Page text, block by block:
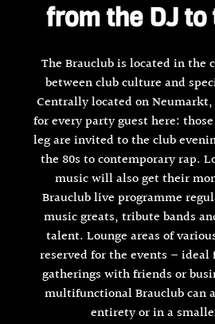
from the DJ to
The Brauclub is located in the
between club culture and
Centrally located on
for every party guest here:
leg are invited to the club
the 80s to contemporary rap.
music will also get their
Brauclub live programme
music greats, tribute bands
talent. Lounge areas of
reserved for the events – ideal
gatherings with friends or
multifunctional Brauclub can
entirety or in a